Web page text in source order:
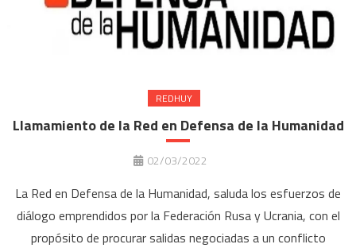
REDHUY
Llamamiento de la Red en Defensa de la Humanidad
02/03/2022
La Red en Defensa de la Humanidad, saluda los esfuerzos de
diálogo emprendidos por la Federación Rusa y Ucrania, con el
propósito de procurar salidas negociadas a un conflicto